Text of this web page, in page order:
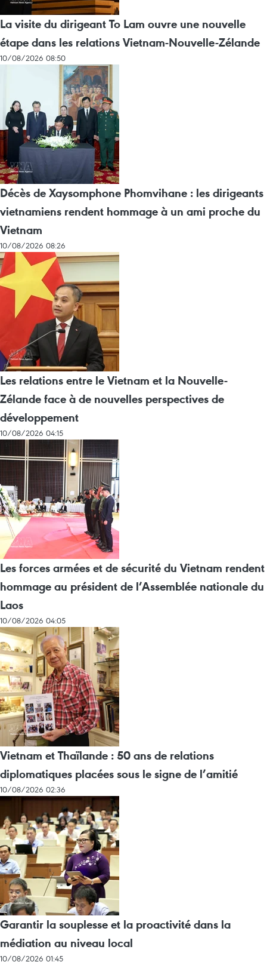
La visite du dirigeant To Lam ouvre une nouvelle
étape dans les relations Vietnam-Nouvelle-Zélande
10/08/2026 08:50
Décès de Xaysomphone Phomvihane : les dirigeants
vietnamiens rendent hommage à un ami proche du
Vietnam
10/08/2026 08:26
Les relations entre le Vietnam et la Nouvelle-
Zélande face à de nouvelles perspectives de
développement
10/08/2026 04:15
Les forces armées et de sécurité du Vietnam rendent
hommage au président de l’Assemblée nationale du
Laos
10/08/2026 04:05
Vietnam et Thaïlande : 50 ans de relations
diplomatiques placées sous le signe de l’amitié
10/08/2026 02:36
Garantir la souplesse et la proactivité dans la
médiation au niveau local
10/08/2026 01:45